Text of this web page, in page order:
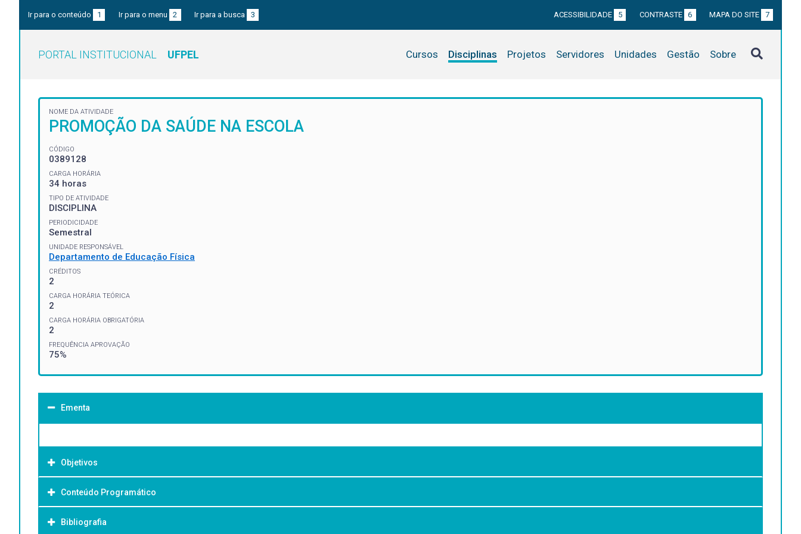
Ir para o conteúdo 1 Ir para o menu 2 Ir para a busca 3 ACESSIBILIDADE 5 CONTRASTE 6 MAPA DO SITE 7
PORTAL INSTITUCIONAL UFPEL Cursos Disciplinas Projetos Servidores Unidades Gestão Sobre
NOME DA ATIVIDADE
PROMOÇÃO DA SAÚDE NA ESCOLA
CÓDIGO
0389128
CARGA HORÁRIA
34 horas
TIPO DE ATIVIDADE
DISCIPLINA
PERIODICIDADE
Semestral
UNIDADE RESPONSÁVEL
Departamento de Educação Física
CRÉDITOS
2
CARGA HORÁRIA TEÓRICA
2
CARGA HORÁRIA OBRIGATÓRIA
2
FREQUÊNCIA APROVAÇÃO
75%
Ementa
Objetivos
Objetivo Geral:
Conteúdo Programático
Bibliografia